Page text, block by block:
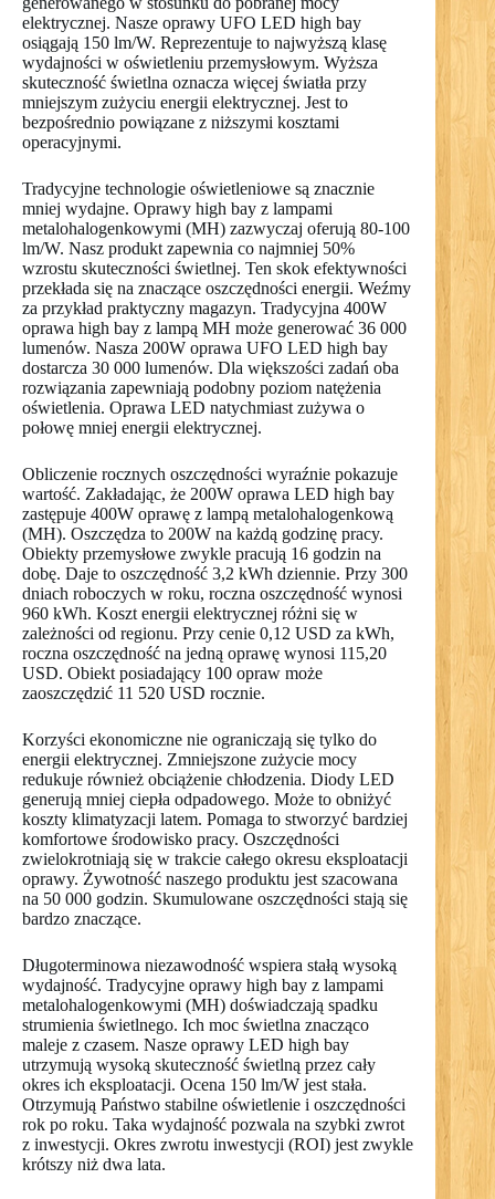
elektrycznej. Nasze oprawy UFO LED high bay
osiągają 150 lm/W. Reprezentuje to najwyższą klasę
wydajności w oświetleniu przemysłowym. Wyższa
skuteczność świetlna oznacza więcej światła przy
mniejszym zużyciu energii elektrycznej. Jest to
bezpośrednio powiązane z niższymi kosztami
operacyjnymi.
Tradycyjne technologie oświetleniowe są znacznie
mniej wydajne. Oprawy high bay z lampami
metalohalogenkowymi (MH) zazwyczaj oferują 80-100
lm/W. Nasz produkt zapewnia co najmniej 50%
wzrostu skuteczności świetlnej. Ten skok efektywności
przekłada się na znaczące oszczędności energii. Weźmy
za przykład praktyczny magazyn. Tradycyjna 400W
oprawa high bay z lampą MH może generować 36 000
lumenów. Nasza 200W oprawa UFO LED high bay
dostarcza 30 000 lumenów. Dla większości zadań oba
rozwiązania zapewniają podobny poziom natężenia
oświetlenia. Oprawa LED natychmiast zużywa o
połowę mniej energii elektrycznej.
Obliczenie rocznych oszczędności wyraźnie pokazuje
wartość. Zakładając, że 200W oprawa LED high bay
zastępuje 400W oprawę z lampą metalohalogenkową
(MH). Oszczędza to 200W na każdą godzinę pracy.
Obiekty przemysłowe zwykle pracują 16 godzin na
dobę. Daje to oszczędność 3,2 kWh dziennie. Przy 300
dniach roboczych w roku, roczna oszczędność wynosi
960 kWh. Koszt energii elektrycznej różni się w
zależności od regionu. Przy cenie 0,12 USD za kWh,
roczna oszczędność na jedną oprawę wynosi 115,20
USD. Obiekt posiadający 100 opraw może
zaoszczędzić 11 520 USD rocznie.
Korzyści ekonomiczne nie ograniczają się tylko do
energii elektrycznej. Zmniejszone zużycie mocy
redukuje również obciążenie chłodzenia. Diody LED
generują mniej ciepła odpadowego. Może to obniżyć
koszty klimatyzacji latem. Pomaga to stworzyć bardziej
komfortowe środowisko pracy. Oszczędności
zwielokrotniają się w trakcie całego okresu eksploatacji
oprawy. Żywotność naszego produktu jest szacowana
na 50 000 godzin. Skumulowane oszczędności stają się
bardzo znaczące.
Długoterminowa niezawodność wspiera stałą wysoką
wydajność. Tradycyjne oprawy high bay z lampami
metalohalogenkowymi (MH) doświadczają spadku
strumienia świetlnego. Ich moc świetlna znacząco
maleje z czasem. Nasze oprawy LED high bay
utrzymują wysoką skuteczność świetlną przez cały
okres ich eksploatacji. Ocena 150 lm/W jest stała.
Otrzymują Państwo stabilne oświetlenie i oszczędności
rok po roku. Taka wydajność pozwala na szybki zwrot
z inwestycji. Okres zwrotu inwestycji (ROI) jest zwykle
krótszy niż dwa lata.